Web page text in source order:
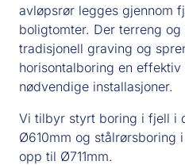
avløpsrør legges gjennom
boligtomter. Der terreng
tradisjonell graving og
horisontalboring en
nødvendige installasjoner.
Vi tilbyr styrt boring i fjell i
Ø610mm og stålrørsboring
opp til Ø711mm.